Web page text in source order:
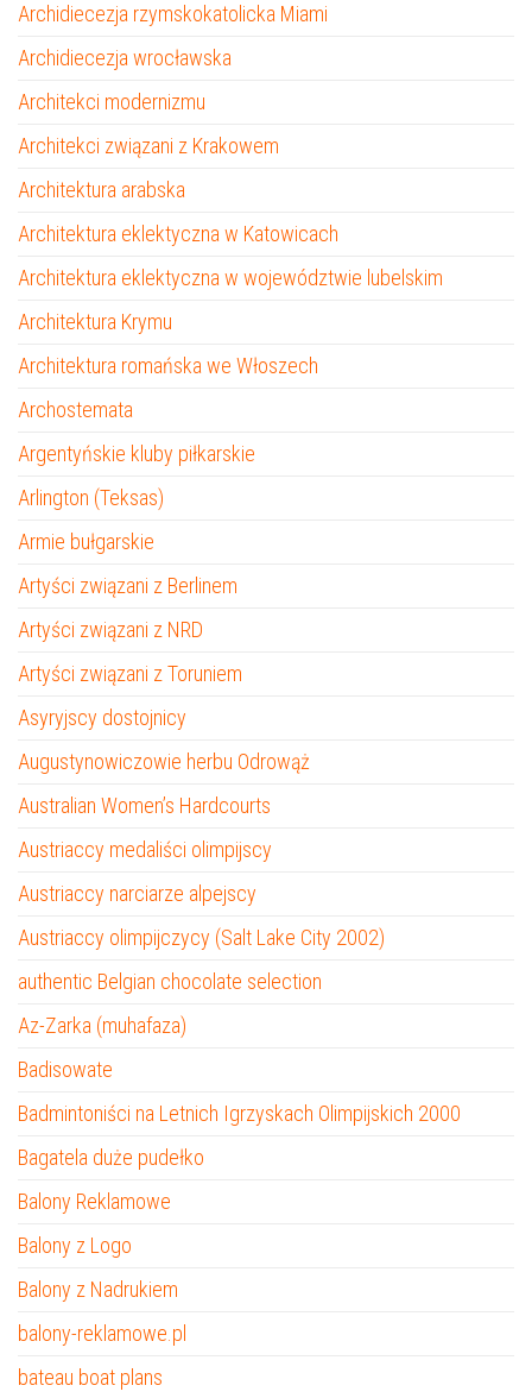
Archidiecezja rzymskokatolicka Miami
Archidiecezja wrocławska
Architekci modernizmu
Architekci związani z Krakowem
Architektura arabska
Architektura eklektyczna w Katowicach
Architektura eklektyczna w województwie lubelskim
Architektura Krymu
Architektura romańska we Włoszech
Archostemata
Argentyńskie kluby piłkarskie
Arlington (Teksas)
Armie bułgarskie
Artyści związani z Berlinem
Artyści związani z NRD
Artyści związani z Toruniem
Asyryjscy dostojnicy
Augustynowiczowie herbu Odrowąż
Australian Women’s Hardcourts
Austriaccy medaliści olimpijscy
Austriaccy narciarze alpejscy
Austriaccy olimpijczycy (Salt Lake City 2002)
authentic Belgian chocolate selection
Az-Zarka (muhafaza)
Badisowate
Badmintoniści na Letnich Igrzyskach Olimpijskich 2000
Bagatela duże pudełko
Balony Reklamowe
Balony z Logo
Balony z Nadrukiem
balony-reklamowe.pl
bateau boat plans